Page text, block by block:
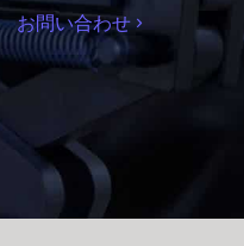
お問い合わせ